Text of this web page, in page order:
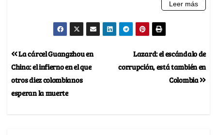
Lazard: el escándalo de
corrupción, está también en
Colombia
La cárcel Guangzhou en
China: el infierno en el que
otros diez colombianos
esperan la muerte